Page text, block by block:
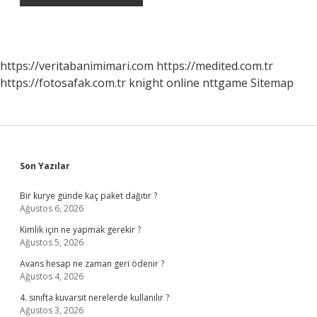
https://veritabanimimari.com https://medited.com.tr
https://fotosafak.com.tr knight online nttgame Sitemap
Sidebar
Son Yazılar
Bir kurye günde kaç paket dağıtır ?
Ağustos 6, 2026
Kimlik için ne yapmak gerekir ?
Ağustos 5, 2026
Avans hesap ne zaman geri ödenir ?
Ağustos 4, 2026
4. sınıfta kuvarsit nerelerde kullanılır ?
Ağustos 3, 2026